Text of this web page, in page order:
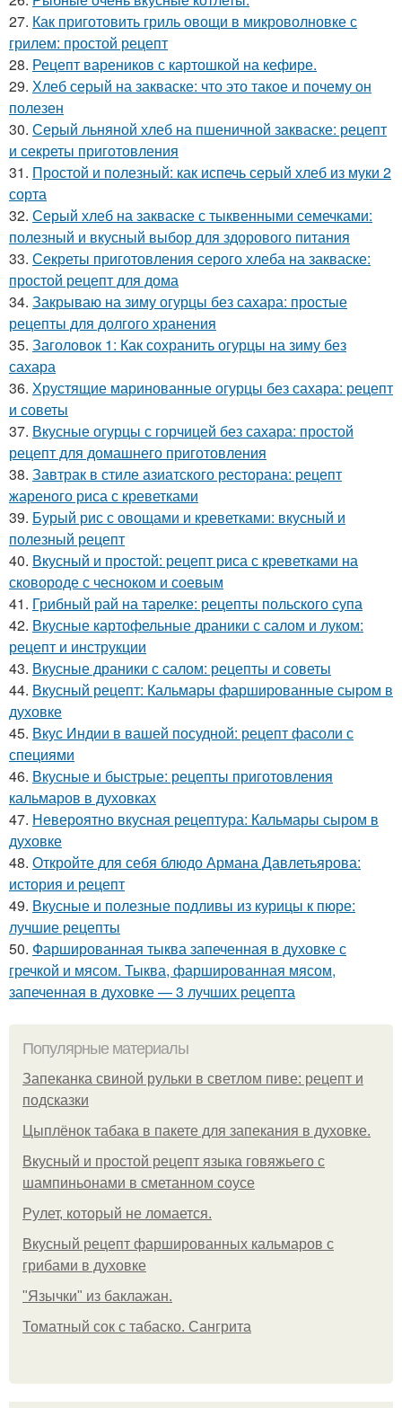
27. Как приготовить гриль овощи в микроволновке с
грилем: простой рецепт
28. Рецепт вареников с картошкой на кефире.
29. Хлеб серый на закваске: что это такое и почему он
полезен
30. Серый льняной хлеб на пшеничной закваске: рецепт
и секреты приготовления
31. Простой и полезный: как испечь серый хлеб из муки 2
сорта
32. Серый хлеб на закваске с тыквенными семечками:
полезный и вкусный выбор для здорового питания
33. Секреты приготовления серого хлеба на закваске:
простой рецепт для дома
34. Закрываю на зиму огурцы без сахара: простые
рецепты для долгого хранения
35. Заголовок 1: Как сохранить огурцы на зиму без
сахара
36. Хрустящие маринованные огурцы без сахара: рецепт
и советы
37. Вкусные огурцы с горчицей без сахара: простой
рецепт для домашнего приготовления
38. Завтрак в стиле азиатского ресторана: рецепт
жареного риса с креветками
39. Бурый рис с овощами и креветками: вкусный и
полезный рецепт
40. Вкусный и простой: рецепт риса с креветками на
сковороде с чесноком и соевым
41. Грибный рай на тарелке: рецепты польского супа
42. Вкусные картофельные драники с салом и луком:
рецепт и инструкции
43. Вкусные драники с салом: рецепты и советы
44. Вкусный рецепт: Кальмары фаршированные сыром в
духовке
45. Вкус Индии в вашей посудной: рецепт фасоли с
специями
46. Вкусные и быстрые: рецепты приготовления
кальмаров в духовках
47. Невероятно вкусная рецептура: Кальмары сыром в
духовке
48. Откройте для себя блюдо Армана Давлетьярова:
история и рецепт
49. Вкусные и полезные подливы из курицы к пюре:
лучшие рецепты
50. Фаршированная тыква запеченная в духовке с
гречкой и мясом. Тыква, фаршированная мясом,
запеченная в духовке — 3 лучших рецепта
Популярные материалы
Запеканка свиной рульки в светлом пиве: рецепт и
подсказки
Цыплёнок табака в пакете для запекания в духовке.
Вкусный и простой рецепт языка говяжьего с
шампиньонами в сметанном соусе
Рулет, который не ломается.
Вкусный рецепт фаршированных кальмаров с
грибами в духовке
"Язычки" из баклажан.
Томатный сок с табаско. Сангрита